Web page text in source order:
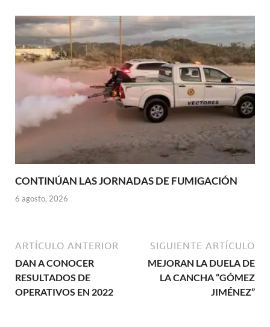
CONTINÚAN LAS JORNADAS DE FUMIGACIÓN
6 agosto, 2026
ARTÍCULO ANTERIOR
DAN A CONOCER
RESULTADOS DE
OPERATIVOS EN 2022
SIGUIENTE ARTÍCULO
MEJORAN LA DUELA DE
LA CANCHA “GÓMEZ
JIMÉNEZ”